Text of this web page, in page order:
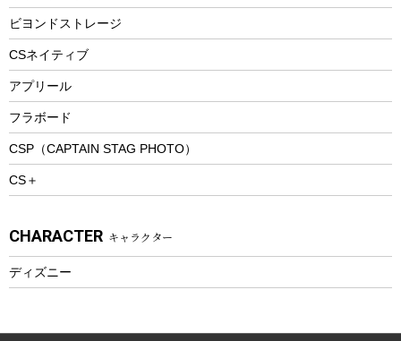
防寒ウェア
トレッキング
トレッキングアクセサリー
プレイグッズ
ウェルネス
ウェア、タオル
ウェア
ビヨンドストレージ
CSネイティブ
アプリール
フラボード
CSP（CAPTAIN STAG PHOTO）
CS＋
CHARACTER キャラクター
ディズニー